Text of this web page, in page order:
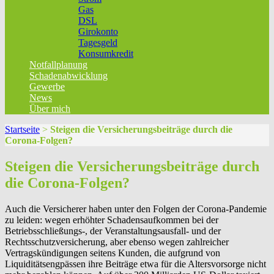
Gas
DSL
Girokonto
Tagesgeld
Konsumkredit
Notfallplanung
Schadenabwicklung
Gewerbe
News
Über mich
Startseite > Steigen die Versicherungsbeiträge durch die
Corona-Folgen?
Steigen die Versicherungsbeiträge durch
die Corona-Folgen?
Auch die Versicherer haben unter den Folgen der Corona-Pandemie
zu leiden: wegen erhöhter Schadensaufkommen bei der
Betriebsschließungs-, der Veranstaltungsausfall- und der
Rechtsschutzversicherung, aber ebenso wegen zahlreicher
Vertragskündigungen seitens Kunden, die aufgrund von
Liquiditätsengpässen ihre Beiträge etwa für die Altersvorsorge nicht